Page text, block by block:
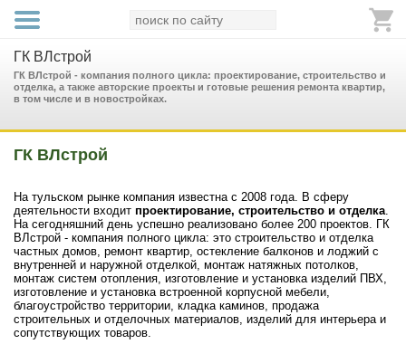
ГК ВЛстрой
ГК ВЛстрой - компания полного цикла: проектирование, строительство и
отделка, а также авторские проекты и готовые решения ремонта квартир,
в том числе и в новостройках.
ГК ВЛстрой
На тульском рынке компания известна с 2008 года. В сферу
деятельности входит проектирование, строительство и отделка.
На сегодняшний день успешно реализовано более 200 проектов. ГК
ВЛстрой - компания полного цикла: это строительство и отделка
частных домов, ремонт квартир, остекление балконов и лоджий с
внутренней и наружной отделкой, монтаж натяжных потолков,
монтаж систем отопления, изготовление и установка изделий ПВХ,
изготовление и установка встроенной корпусной мебели,
благоустройство территории, кладка каминов, продажа
строительных и отделочных материалов, изделий для интерьера и
сопутствующих товаров.